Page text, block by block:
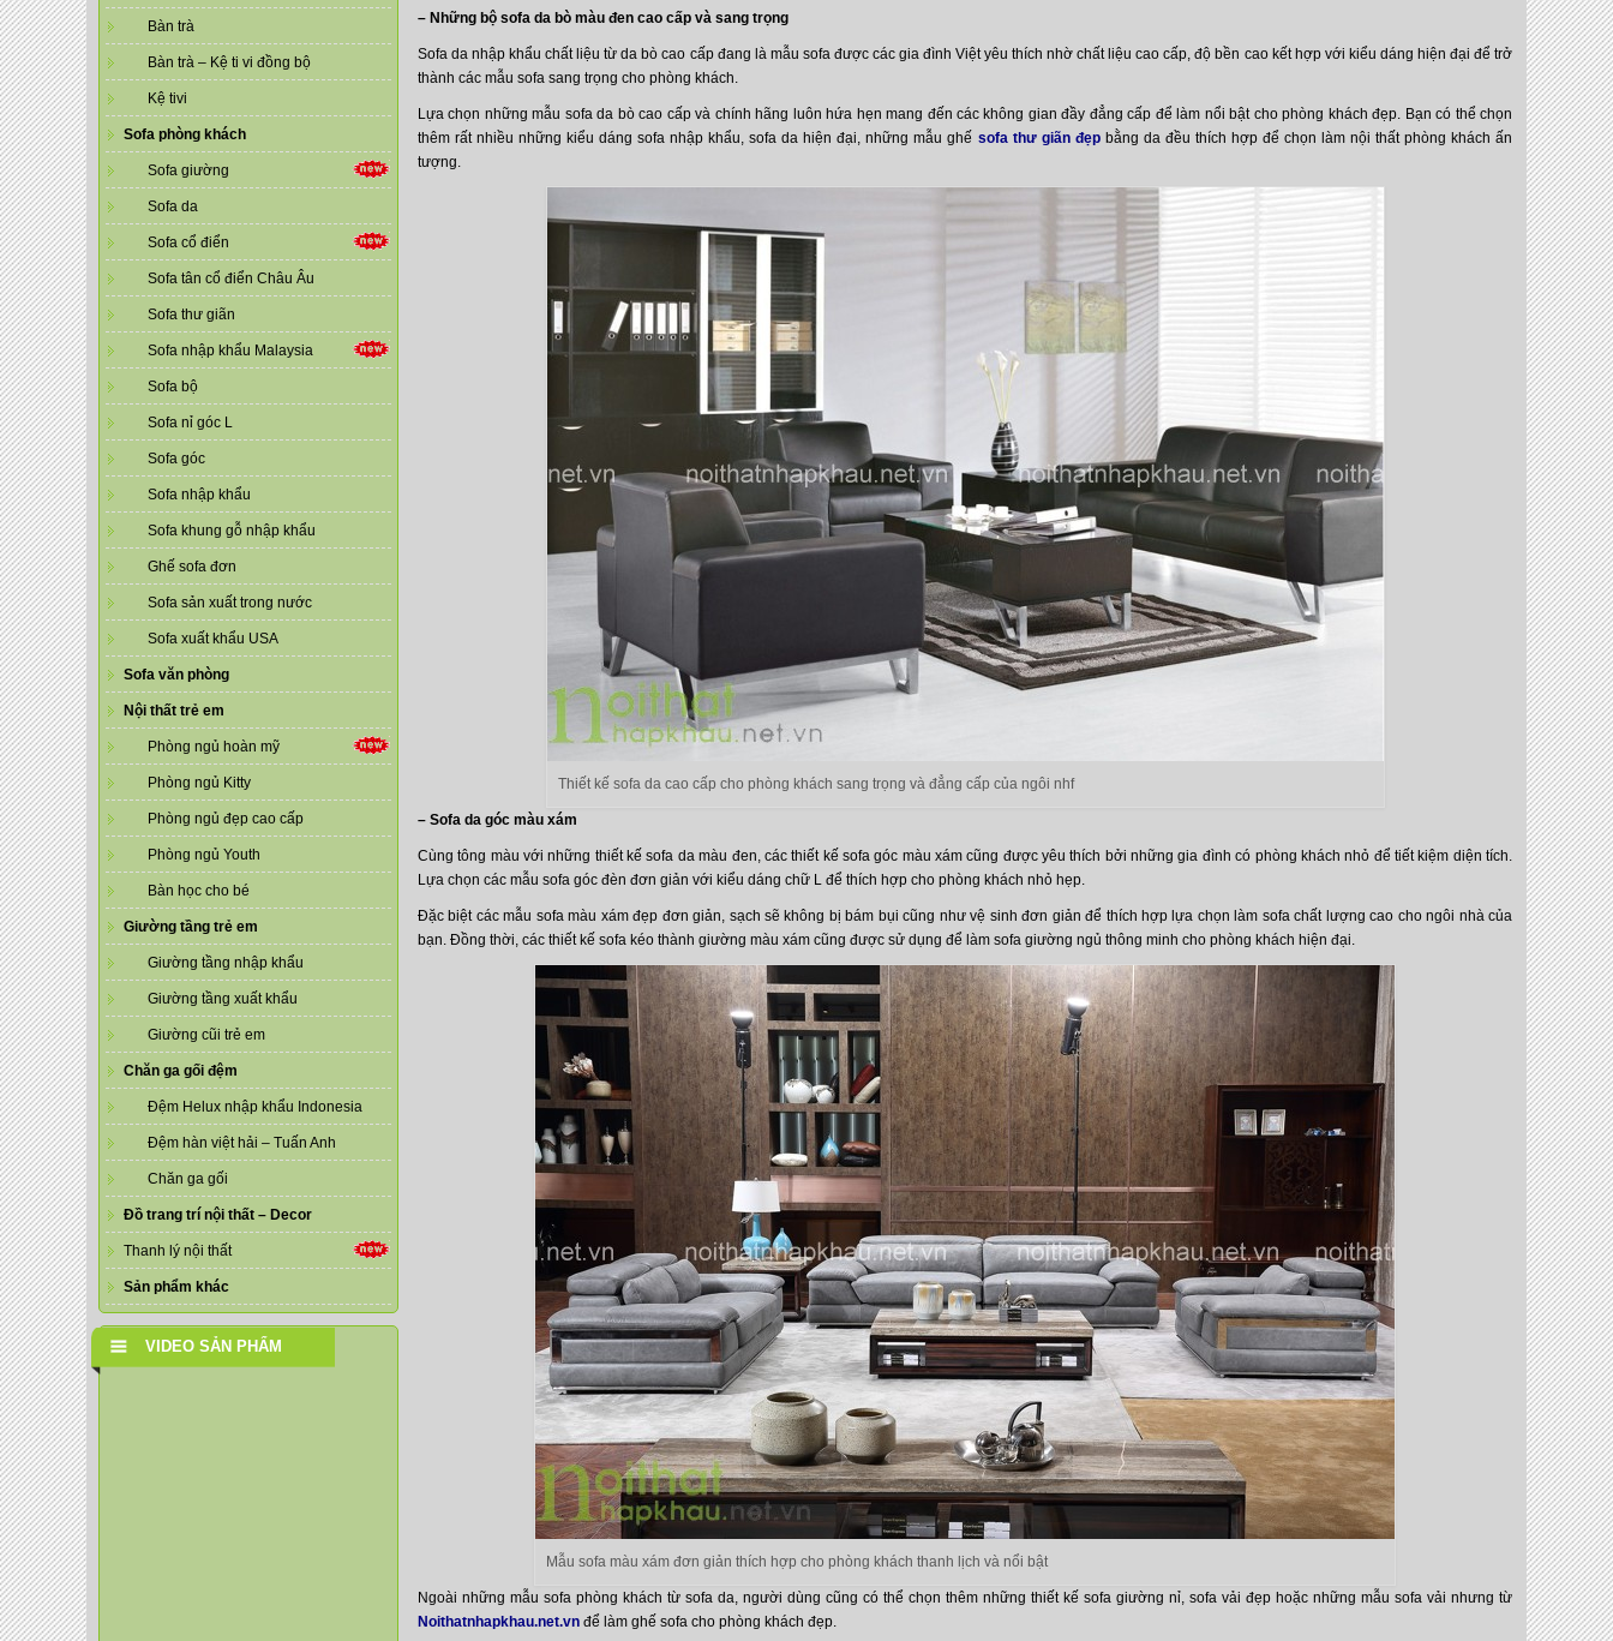
Bàn trà
Bàn trà – Kệ ti vi đồng bộ
Kệ tivi
Sofa phòng khách
Sofa giường
Sofa da
Sofa cổ điển
Sofa tân cổ điển Châu Âu
Sofa thư giãn
Sofa nhập khẩu Malaysia
Sofa bộ
Sofa nỉ góc L
Sofa góc
Sofa nhập khẩu
Sofa khung gỗ nhập khẩu
Ghế sofa đơn
Sofa sản xuất trong nước
Sofa xuất khẩu USA
Sofa văn phòng
Nội thất trẻ em
Phòng ngủ hoàn mỹ
Phòng ngủ Kitty
Phòng ngủ đẹp cao cấp
Phòng ngủ Youth
Bàn học cho bé
Giường tầng trẻ em
Giường tầng nhập khẩu
Giường tầng xuất khẩu
Giường cũi trẻ em
Chăn ga gối đệm
Đệm Helux nhập khẩu Indonesia
Đệm hàn việt hải – Tuấn Anh
Chăn ga gối
Đồ trang trí nội thất – Decor
Thanh lý nội thất
Sản phẩm khác
VIDEO SẢN PHẨM
– Những bộ sofa da bò màu đen cao cấp và sang trọng
Sofa da nhập khẩu chất liệu từ da bò cao cấp đang là mẫu sofa được các gia đình Việt yêu thích nhờ chất liệu cao cấp, độ bền cao kết hợp với kiểu dáng hiện đại để trở
thành các mẫu sofa sang trọng cho phòng khách.
Lựa chọn những mẫu sofa da bò cao cấp và chính hãng luôn hứa hẹn mang đến các không gian đầy đẳng cấp để làm nổi bật cho phòng khách đẹp. Bạn có thể chọn
thêm rất nhiều những kiểu dáng sofa nhập khẩu, sofa da hiện đại, những mẫu ghế sofa thư giãn đẹpbằng da đều thích hợp để chọn làm nội thất phòng khách ấn
tượng.
Thiết kế sofa da cao cấp cho phòng khách sang trọng và đẳng cấp của ngôi nhf
– Sofa da góc màu xám
Cùng tông màu với những thiết kế sofa da màu đen, các thiết kế sofa góc màu xám cũng được yêu thích bởi những gia đình có phòng khách nhỏ để tiết kiệm diện tích.
Lựa chọn các mẫu sofa góc đèn đơn giản với kiểu dáng chữ L để thích hợp cho phòng khách nhỏ hẹp.
Đặc biệt các mẫu sofa màu xám đẹp đơn giản, sạch sẽ không bị bám bụi cũng như vệ sinh đơn giản để thích hợp lựa chọn làm sofa chất lượng cao cho ngôi nhà của
bạn. Đồng thời, các thiết kế sofa kéo thành giường màu xám cũng được sử dụng để làm sofa giường ngủ thông minh cho phòng khách hiện đại.
Mẫu sofa màu xám đơn giản thích hợp cho phòng khách thanh lịch và nổi bật
Ngoài những mẫu sofa phòng khách từ sofa da, người dùng cũng có thể chọn thêm những thiết kế sofa giường nỉ, sofa vải đẹp hoặc những mẫu sofa vải nhưng từ
Noithatnhapkhau.net.vn để làm ghế sofa cho phòng khách đẹp.